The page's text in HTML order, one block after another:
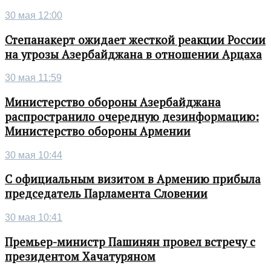
30 мая 12:00
Степанакерт ожидает жесткой реакции России
на угрозы Азербайджана в отношении Арцаха
30 мая 11:59
Министерство обороны Азербайджана
распространило очередную дезинформацию:
Министерство обороны Армении
30 мая 10:44
С официальным визитом в Армению прибыла
председатель Парламента Словении
30 мая 10:41
Премьер-министр Пашинян провел встречу с
президентом Хачатуряном